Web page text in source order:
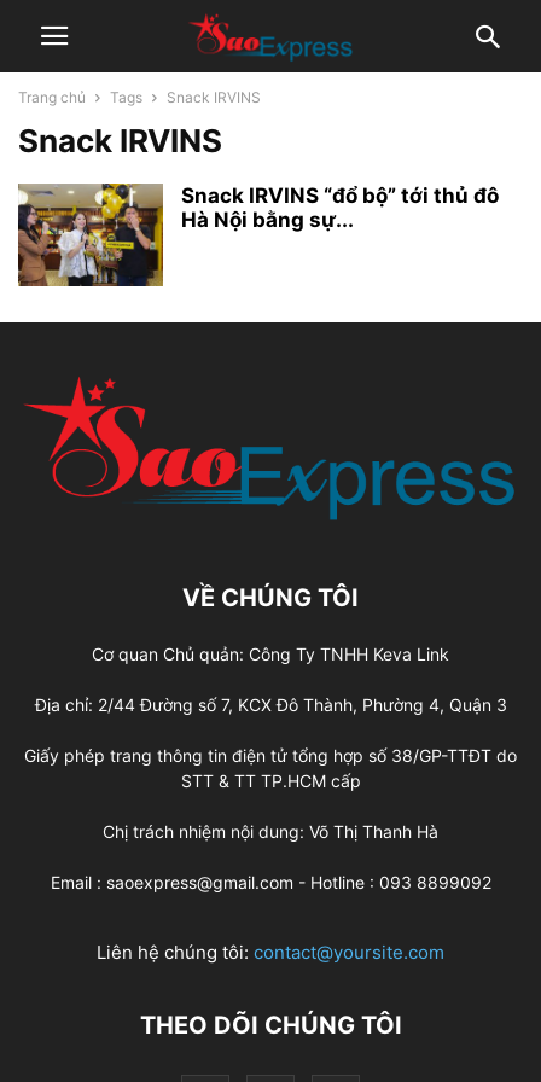
Trang chủ Tags Snack IRVINS
Snack IRVINS
Snack IRVINS “đổ bộ” tới thủ đô
Hà Nội bằng sự...
VỀ CHÚNG TÔI
Cơ quan Chủ quản: Công Ty TNHH Keva Link
Địa chỉ: 2/44 Đường số 7, KCX Đô Thành, Phường 4, Quận 3
Giấy phép trang thông tin điện tử tổng hợp số 38/GP-TTĐT do
STT & TT TP.HCM cấp
Chị trách nhiệm nội dung: Võ Thị Thanh Hà
Email : saoexpress@gmail.com - Hotline : 093 8899092
Liên hệ chúng tôi: contact@yoursite.com
THEO DÕI CHÚNG TÔI